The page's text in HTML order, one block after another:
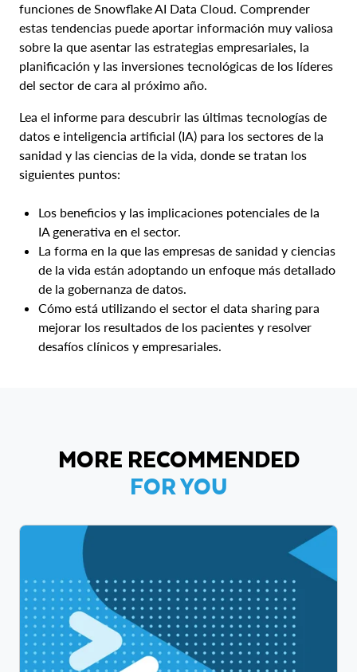
funciones de Snowflake AI Data Cloud. Comprender
estas tendencias puede aportar información muy valiosa
sobre la que asentar las estrategias empresariales, la
planificación y las inversiones tecnológicas de los líderes
del sector de cara al próximo año.
Lea el informe para descubrir las últimas tecnologías de
datos e inteligencia artificial (IA) para los sectores de la
sanidad y las ciencias de la vida, donde se tratan los
siguientes puntos:
Los beneficios y las implicaciones potenciales de la
IA generativa en el sector.
La forma en la que las empresas de sanidad y ciencias
de la vida están adoptando un enfoque más detallado
de la gobernanza de datos.
Cómo está utilizando el sector el data sharing para
mejorar los resultados de los pacientes y resolver
desafíos clínicos y empresariales.
MORE RECOMMENDED
FOR YOU